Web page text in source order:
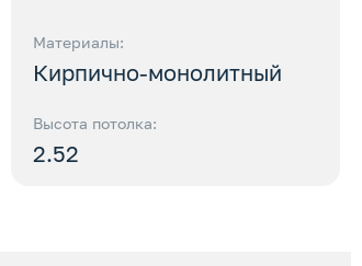
Материалы:
Кирпично-монолитный
Высота потолка:
2.52